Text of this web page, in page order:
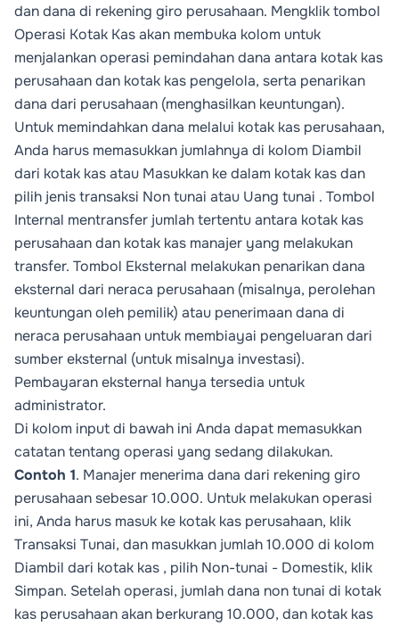
dan dana di rekening giro perusahaan. Mengklik tombol
Operasi Kotak Kasakan membuka kolom untuk
menjalankan operasi pemindahan dana antara kotak kas
perusahaan dan kotak kas pengelola, serta penarikan
dana dari perusahaan (menghasilkan keuntungan).
Untuk memindahkan dana melalui kotak kas perusahaan,
Anda harus memasukkan jumlahnya di kolom Diambil
dari kotak kasatau Masukkan ke dalam kotak kasdan
pilih jenis transaksi Non tunai atau Uang tunai . Tombol
Internal mentransfer jumlah tertentu antara kotak kas
perusahaan dan kotak kas manajer yang melakukan
transfer. Tombol Eksternal melakukan penarikan dana
eksternal dari neraca perusahaan (misalnya, perolehan
keuntungan oleh pemilik) atau penerimaan dana di
neraca perusahaan untuk membiayai pengeluaran dari
sumber eksternal (untuk misalnya investasi).
Pembayaran eksternal hanya tersedia untuk
administrator.
Di kolom input di bawah ini Anda dapat memasukkan
catatan tentang operasi yang sedang dilakukan.
Contoh 1. Manajer menerima dana dari rekening giro
perusahaan sebesar 10.000. Untuk melakukan operasi
ini, Anda harus masuk ke kotak kas perusahaan, klik
Transaksi Tunai, dan masukkan jumlah 10.000 di kolom
Diambil dari kotak kas , pilih Non-tunai - Domestik, klik
Simpan. Setelah operasi, jumlah dana non tunai di kotak
kas perusahaan akan berkurang 10.000, dan kotak kas